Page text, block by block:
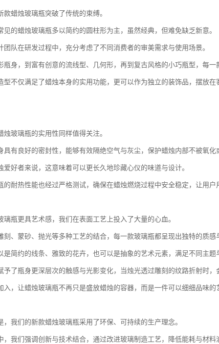
款蜡烛玻璃瓶突破了传统的束缚。
见的蜡烛玻璃瓶多以简约的圆柱形为主，虽然经典，但难免缺乏新意。
团队在研发过程中，充分考虑了不同消费者的审美需求与使用场景。
瓶身，到富有创意的流线型、几何形，再到复古风格的小巧瓶型，每一
型不仅满足了蜡烛本身的实用功能，更可以作为独立的装饰品，摆放
烛玻璃瓶的实用性同样值得关注。
具有良好的密封性，能够有效隔绝空气与灰尘，保护蜡烛内部不被氧
爱好者来说，这意味着可以更长久地珍藏心仪的味道与设计。
的耐热性能也经过严格测试，确保在蜡烛燃烧过程中安全稳定，让用户
璃瓶更具艺术感，我们在表面工艺上投入了大量的心血。
刻、蒙砂、抛光等多种工艺的结合，每一款玻璃瓶都呈现出独特的质感
是简约的线条、雅致的花卉，也可以是抽象的艺术元素，满足不同主题
予了瓶身更深层次的触感与光影变化，当烛光透过雕刻的纹路折射时
入，让蜡烛玻璃瓶不再只是盛放蜡烛的容器，而是一件可以细细品味的
，我们的新款蜡烛玻璃瓶采用了环保、可持续的生产理念。
，我们强调创新与技术结合，通过改进玻璃制造工艺，降低能耗与材料